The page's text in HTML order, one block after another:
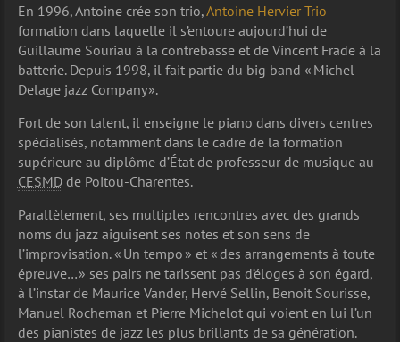
En 1996, Antoine crée son trio,Antoine Hervier Trio
formation dans laquelle il s’entoure aujourd’hui de
Guillaume Souriau à la contrebasse et de Vincent Frade à la
batterie. Depuis 1998, il fait partie du big band « Michel
Delage jazz Company ».
Fort de son talent, il enseigne le piano dans divers centres
spécialisés, notamment dans le cadre de la formation
supérieure au diplôme d’État de professeur de musique au
CESMDde Poitou-Charentes.
Parallèlement, ses multiples rencontres avec des grands
noms du jazz aiguisent ses notes et son sens de
l’improvisation. « Un tempo » et « des arrangements à toute
épreuve… » ses pairs ne tarissent pas d’éloges à son égard,
à l’instar de Maurice Vander, Hervé Sellin, Benoit Sourisse,
Manuel Rocheman et Pierre Michelot qui voient en lui l’un
des pianistes de jazz les plus brillants de sa génération.